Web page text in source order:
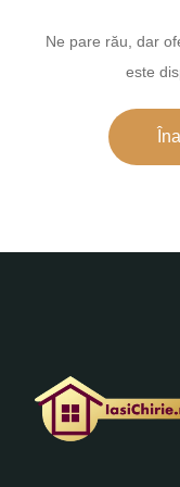
Ne pare rău, dar
este